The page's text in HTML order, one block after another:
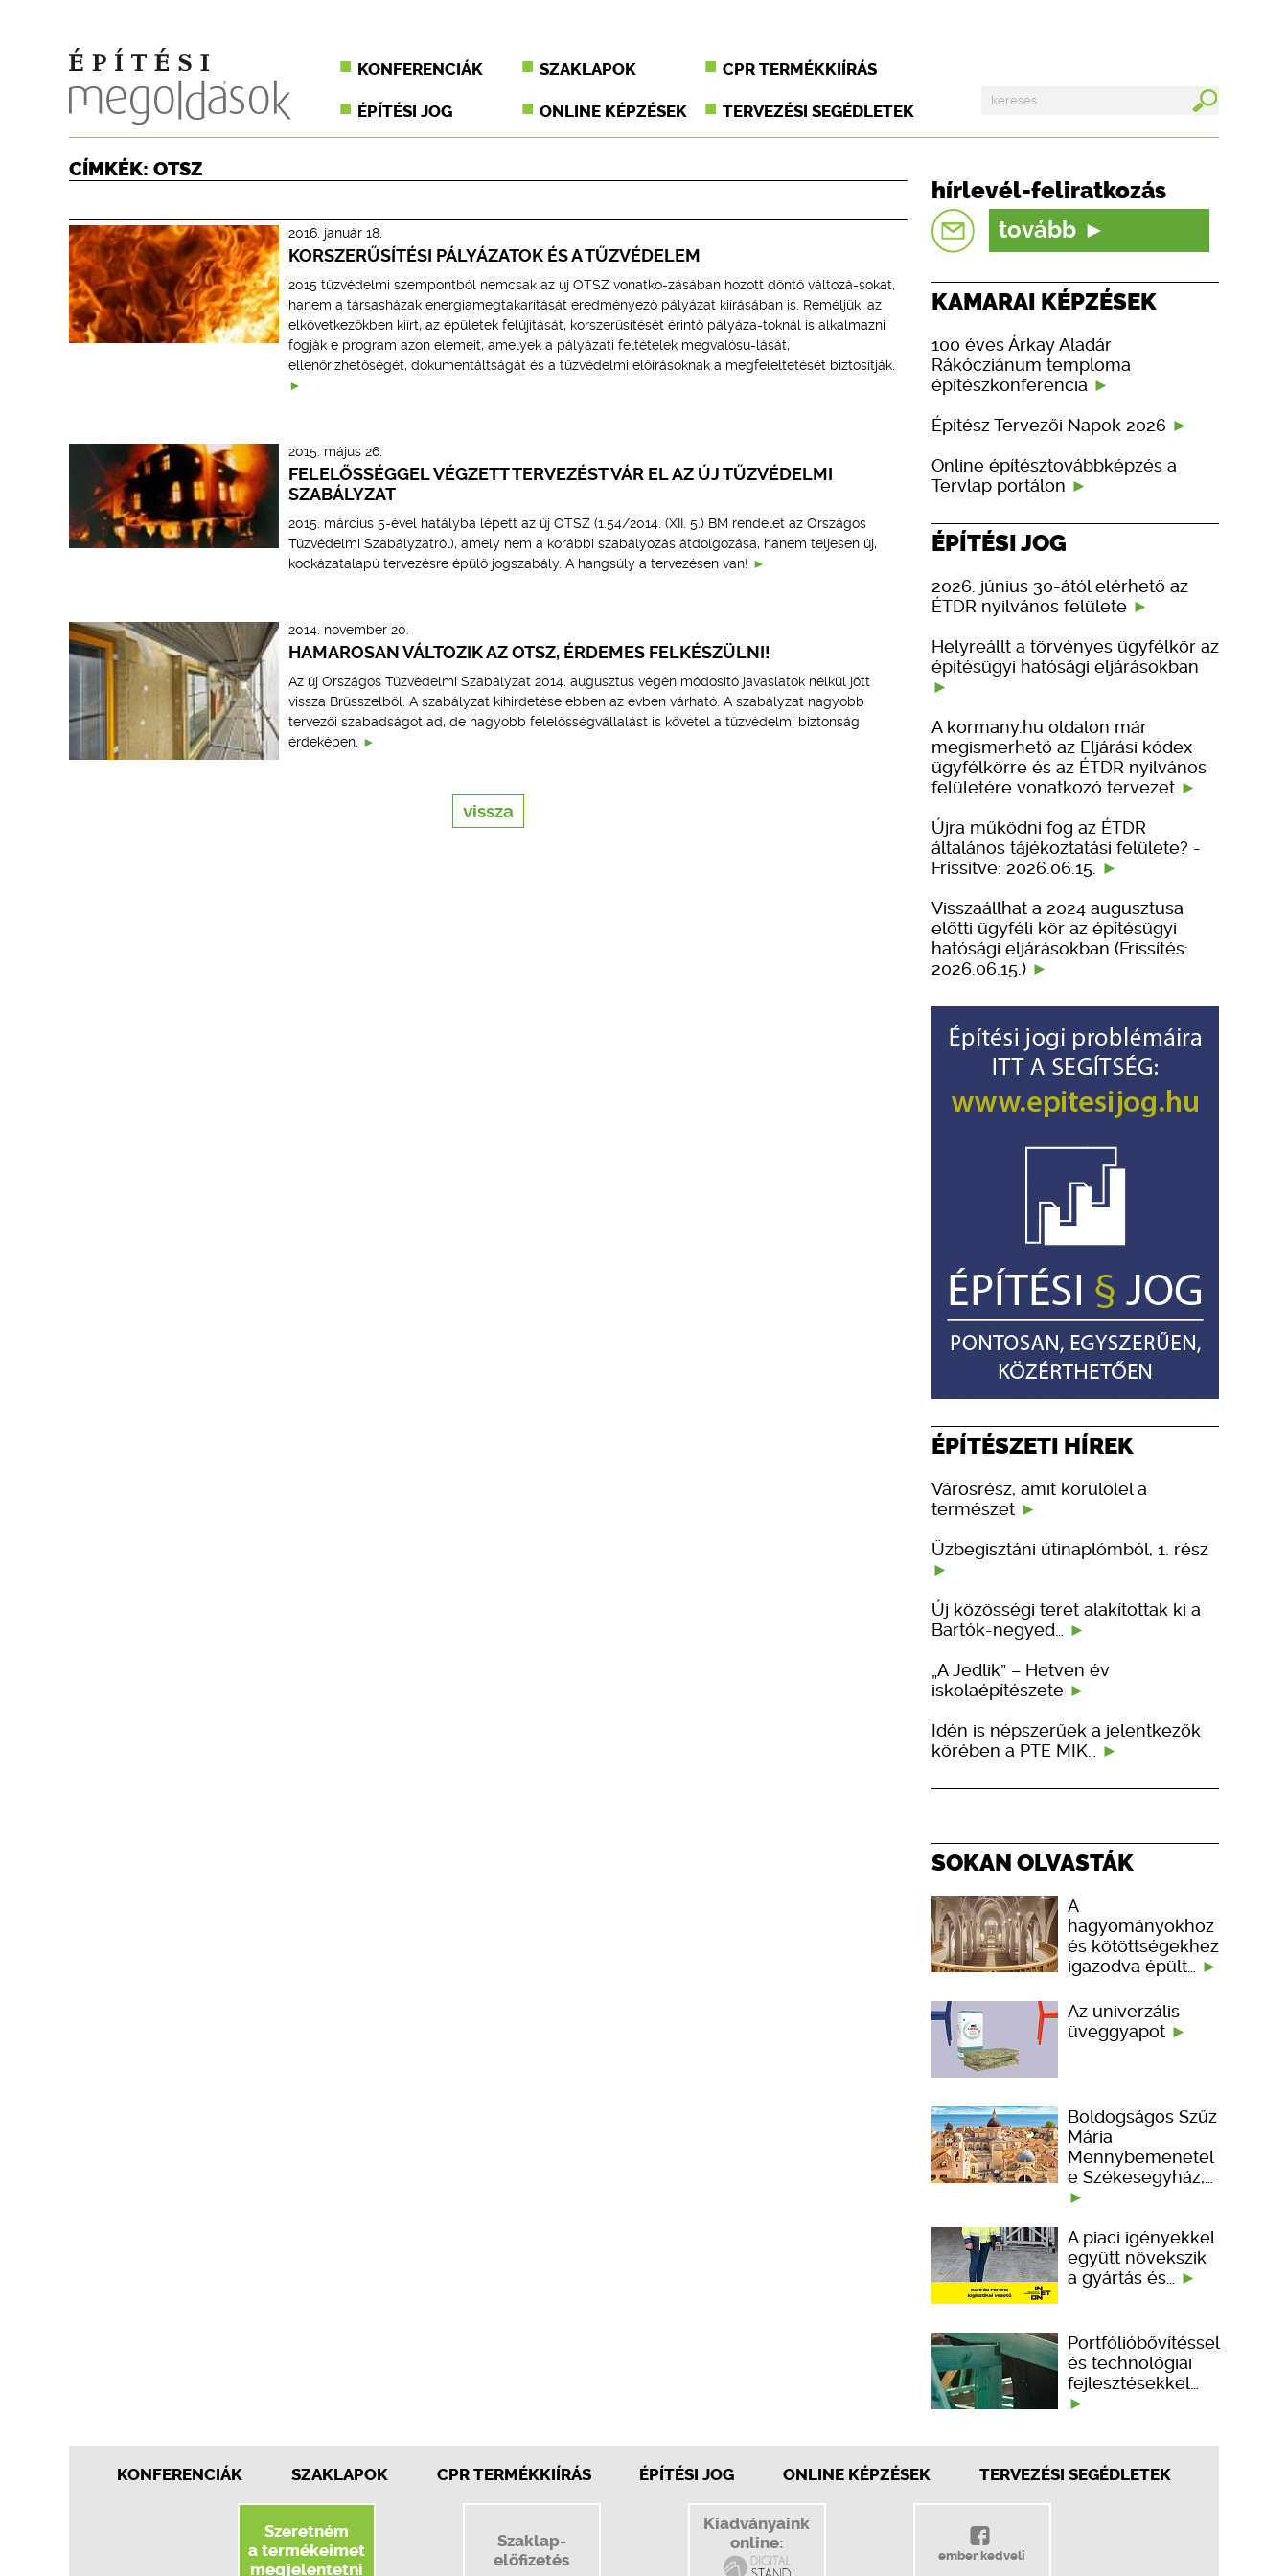
KONFERENCIÁK SZAKLAPOK CPR TERMÉKKIÍRÁS
ÉPÍTÉSI JOG ONLINE KÉPZÉSEK TERVEZÉSI SEGÉDLETEK
CÍMKÉK: OTSZ
2016. január 18.
KORSZERŰSÍTÉSI PÁLYÁZATOK ÉS A TŰZVÉDELEM
2015 tűzvédelmi szempontból nemcsak az új OTSZ vonatko-zásában hozott döntő változá-sokat,
hanem a társasházak energiamegtakarítását eredményező pályázat kiírásában is. Reméljük, az
elkövetkezőkben kiírt, az épületek felújítását, korszerűsítését érintő pályáza-toknál is alkalmazni
fogják e program azon elemeit, amelyek a pályázati feltételek megvalósu-lását,
ellenőrizhetőségét, dokumentáltságát és a tűzvédelmi előírásoknak a megfeleltetését biztosítják.
2015. május 26.
FELELŐSSÉGGEL VÉGZETT TERVEZÉST VÁR EL AZ ÚJ TŰZVÉDELMI
SZABÁLYZAT
2015. március 5-ével hatályba lépett az új OTSZ (1.54/2014. (XII. 5.) BM rendelet az Országos
Tűzvédelmi Szabályzatról), amely nem a korábbi szabályozás átdolgozása, hanem teljesen új,
kockázatalapú tervezésre épülő jogszabály. A hangsúly a tervezésen van!
2014. november 20.
HAMAROSAN VÁLTOZIK AZ OTSZ, ÉRDEMES FELKÉSZÜLNI!
Az új Országos Tűzvédelmi Szabályzat 2014. augusztus végén módosító javaslatok nélkül jött
vissza Brüsszelből. A szabályzat kihirdetése ebben az évben várható. A szabályzat nagyobb
tervezői szabadságot ad, de nagyobb felelősségvállalást is követel a tűzvédelmi biztonság
érdekében.
vissza
hírlevél-feliratkozás
tovább
KAMARAI KÉPZÉSEK
100 éves Árkay Aladár
Rákócziánum temploma
építészkonferencia
Építész Tervezői Napok 2026
Online építésztovábbképzés a
Tervlap portálon
ÉPÍTÉSI JOG
2026. június 30-ától elérhető az
ÉTDR nyilvános felülete
Helyreállt a törvényes ügyfélkör az
építésügyi hatósági eljárásokban
A kormany.hu oldalon már
megismerhető az Eljárási kódex
ügyfélkörre és az ÉTDR nyilvános
felületére vonatkozó tervezet
Újra működni fog az ÉTDR
általános tájékoztatási felülete? -
Frissítve: 2026.06.15.
Visszaállhat a 2024 augusztusa
előtti ügyféli kör az építésügyi
hatósági eljárásokban (Frissítés:
2026.06.15.)
ÉPÍTÉSZETI HÍREK
Városrész, amit körülölel a
természet
Üzbegisztáni útinaplómból, 1. rész
Új közösségi teret alakítottak ki a
Bartók-negyed…
„A Jedlik” – Hetven év
iskolaépítészete
Idén is népszerűek a jelentkezők
körében a PTE MIK…
SOKAN OLVASTÁK
A
hagyományokhoz
és kötöttségekhez
igazodva épült…
Az univerzális
üveggyapot
Boldogságos Szűz
Mária
Mennybemenetel
e Székesegyház,…
A piaci igényekkel
együtt növekszik
a gyártás és…
Portfólióbővítéssel
és technológiai
fejlesztésekkel…
KONFERENCIÁK SZAKLAPOK CPR TERMÉKKIÍRÁS ÉPÍTÉSI JOG ONLINE KÉPZÉSEK TERVEZÉSI SEGÉDLETEK
Szeretném
a termékeimet
megjelentetni
Szaklap-
előfizetés
Kiadványaink
online:
ember kedveli